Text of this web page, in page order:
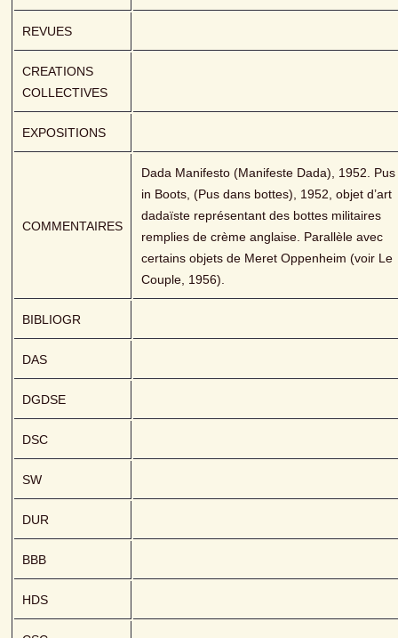
REVUES
CREATIONS
COLLECTIVES
EXPOSITIONS
COMMENTAIRES
Dada Manifesto (Manifeste Dada), 1952. Pus
in Boots, (Pus dans bottes), 1952, objet d’art
dadaïste représentant des bottes militaires
remplies de crème anglaise. Parallèle avec
certains objets de Meret Oppenheim (voir Le
Couple, 1956).
BIBLIOGR
DAS
DGDSE
DSC
SW
DUR
BBB
HDS